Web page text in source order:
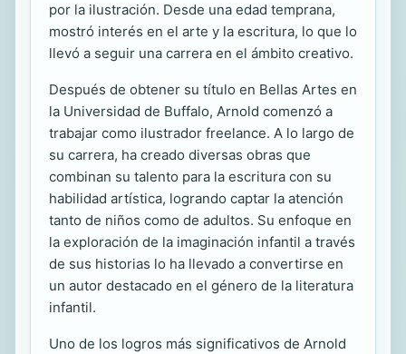
por la ilustración. Desde una edad temprana,
mostró interés en el arte y la escritura, lo que lo
llevó a seguir una carrera en el ámbito creativo.
Después de obtener su título en Bellas Artes en
la Universidad de Buffalo, Arnold comenzó a
trabajar como ilustrador freelance. A lo largo de
su carrera, ha creado diversas obras que
combinan su talento para la escritura con su
habilidad artística, logrando captar la atención
tanto de niños como de adultos. Su enfoque en
la exploración de la imaginación infantil a través
de sus historias lo ha llevado a convertirse en
un autor destacado en el género de la literatura
infantil.
Uno de los logros más significativos de Arnold